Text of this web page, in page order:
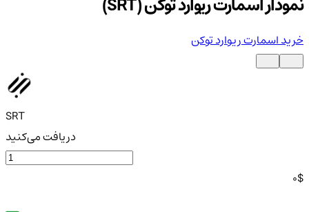
خرید اسمارت ریوارد توکن
SRT
دریافت می‌کنید
0$